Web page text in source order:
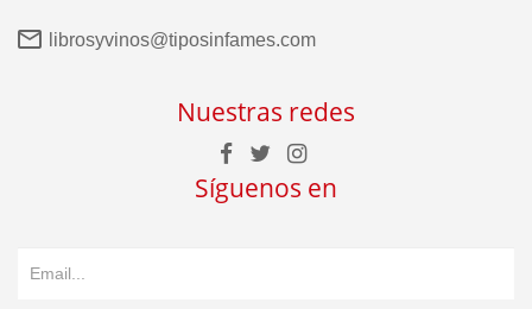
librosyvinos@tiposinfames.com
Nuestras redes
Síguenos en